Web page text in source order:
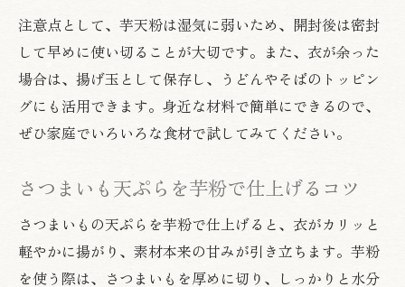
注意点として、芋天粉は湿気に弱いため、開封後は密封
して早めに使い切ることが大切です。また、衣が余った
場合は、揚げ玉として保存し、うどんやそばのトッピン
グにも活用できます。身近な材料で簡単にできるので、
ぜひ家庭でいろいろな食材で試してみてください。
さつまいも天ぷらを芋粉で仕上げるコツ
さつまいもの天ぷらを芋粉で仕上げると、衣がカリッと
軽やかに揚がり、素材本来の甘みが引き立ちます。芋粉
を使う際は、さつまいもを厚めに切り、しっかりと水分